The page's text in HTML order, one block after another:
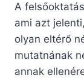
A
ami azt
olyan eltérő
mutatnának
annak